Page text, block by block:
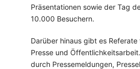
Präsentationen sowie der Tag
10.000 Besuchern.
Darüber hinaus gibt es
Presse und
durch Pressemeldungen,